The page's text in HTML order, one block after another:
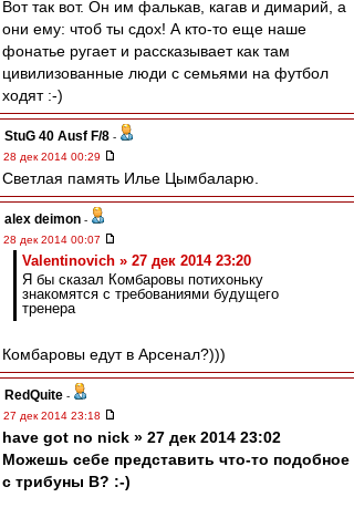
Вот так вот. Он им фалькав, кагав и димарий, а
они ему: чтоб ты сдох! А кто-то еще наше
фонатье ругает и рассказывает как там
цивилизованные люди с семьями на футбол
ходят :-)
StuG 40 Ausf F/8 -
28 дек 2014 00:29
Светлая память Илье Цымбаларю.
alex deimon -
28 дек 2014 00:07
Valentinovich » 27 дек 2014 23:20
Я бы сказал Комбаровы потихоньку
знакомятся с требованиями будущего
тренера
Комбаровы едут в Арсенал?)))
RedQuite -
27 дек 2014 23:18
have got no nick » 27 дек 2014 23:02
Можешь себе представить что-то подобное
с трибуны В? :-)